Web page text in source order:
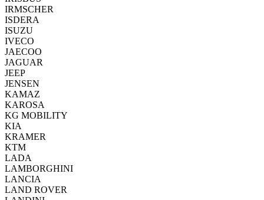
IRMSCHER
ISDERA
ISUZU
IVECO
JAECOO
JAGUAR
JEEP
JENSEN
KAMAZ
KAROSA
KG MOBILITY
KIA
KRAMER
KTM
LADA
LAMBORGHINI
LANCIA
LAND ROVER